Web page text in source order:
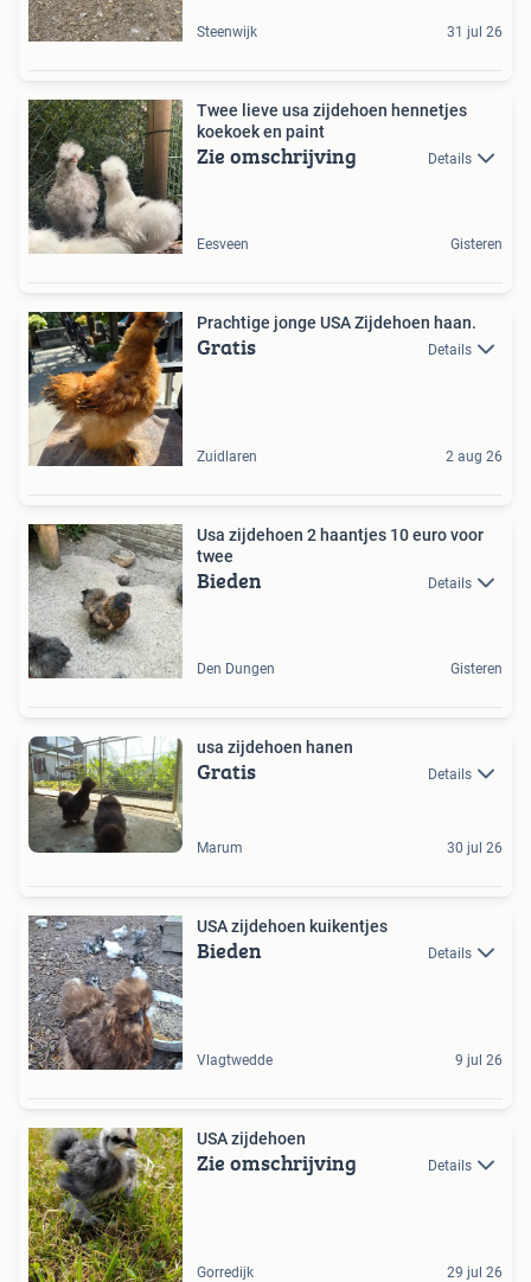
Steenwijk 31 jul 26
Twee lieve usa zijdehoen hennetjes
koekoek en paint
Zie omschrijving Details
Eesveen Gisteren
Prachtige jonge USA Zijdehoen haan.
Gratis Details
Zuidlaren 2 aug 26
Usa zijdehoen 2 haantjes 10 euro voor
twee
Bieden Details
Den Dungen Gisteren
usa zijdehoen hanen
Gratis Details
Marum 30 jul 26
USA zijdehoen kuikentjes
Bieden Details
Vlagtwedde 9 jul 26
USA zijdehoen
Zie omschrijving Details
Gorredijk 29 jul 26